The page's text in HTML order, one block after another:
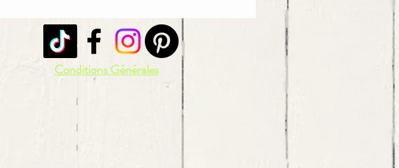
Conditions Générales